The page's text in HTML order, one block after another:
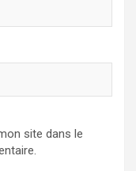
site dans le